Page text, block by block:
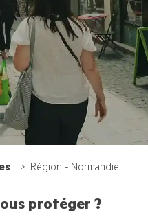
Région - Normandie
protéger ?